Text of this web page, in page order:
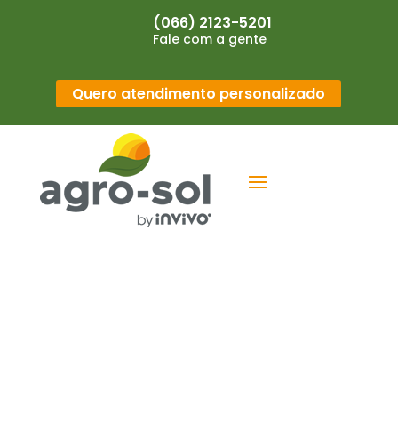
(066) 2123-5201
Fale com a gente
Quero atendimento personalizado